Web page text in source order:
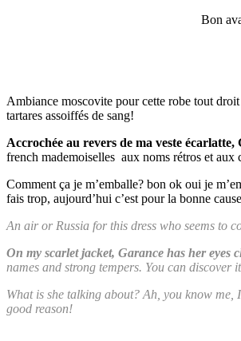
Bon
Ambiance moscovite pour cette robe tout
tartares assoiffés de sang!
Accrochée au revers de ma veste
french mademoiselles aux noms rétros et aux
Comment ça je m’emballe? bon ok oui je
fais trop, aujourd’hui c’est pour la bonne
An air or Russia for this dress who seems to
On my scarlet jacket, Garance has her eyes
names and strong tempers. You can discover
What is she talking about? Ah, you know me,
good reason!